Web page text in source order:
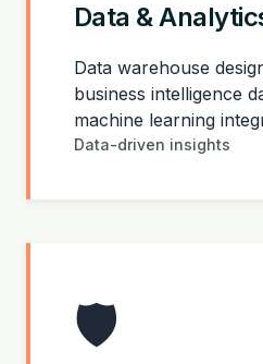
Data &
Data warehouse
business intelligence
machine learning
Data-driven insights
🛡️